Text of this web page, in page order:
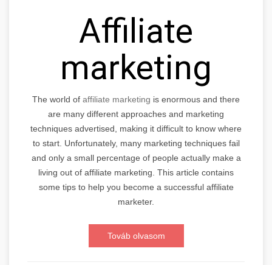
Affiliate
marketing
The world of affiliate marketing is enormous and there
are many different approaches and marketing
techniques advertised, making it difficult to know where
to start. Unfortunately, many marketing techniques fail
and only a small percentage of people actually make a
living out of affiliate marketing. This article contains
some tips to help you become a successful affiliate
marketer.
Továb olvasom